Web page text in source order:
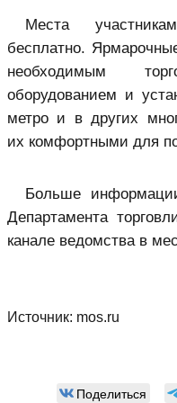
Места
бесплатно.
необходимым
оборудованием и
метро и в других
их комфортными для
Больше
Департамента
канале ведомства в
Источник: mos.ru
Поделиться